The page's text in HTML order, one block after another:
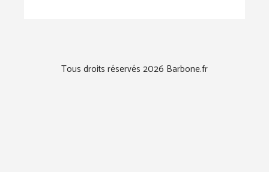
Tous droits réservés 2026 Barbone.fr